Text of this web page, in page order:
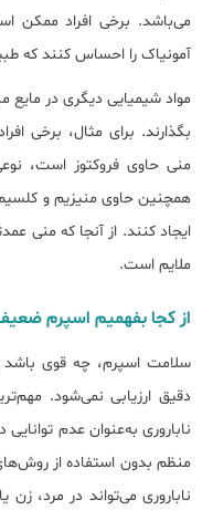
می‌باشد. برخی افراد ممکن
آمونیاک را احساس کنند که
مواد شیمیایی دیگری در مایع
بگذارند. برای مثال، برخی
منی حاوی فروکتوز است،
همچنین حاوی منیزیم و
ایجاد کنند. از آنجا که منی
ملایم است.
از کجا بفهمیم اسپرم
سلامت اسپرم، چه قوی باشد
دقیق ارزیابی نمی‌شود.
ناباروری به‌عنوان عدم
منظم بدون استفاده از
ناباروری می‌تواند در مرد،